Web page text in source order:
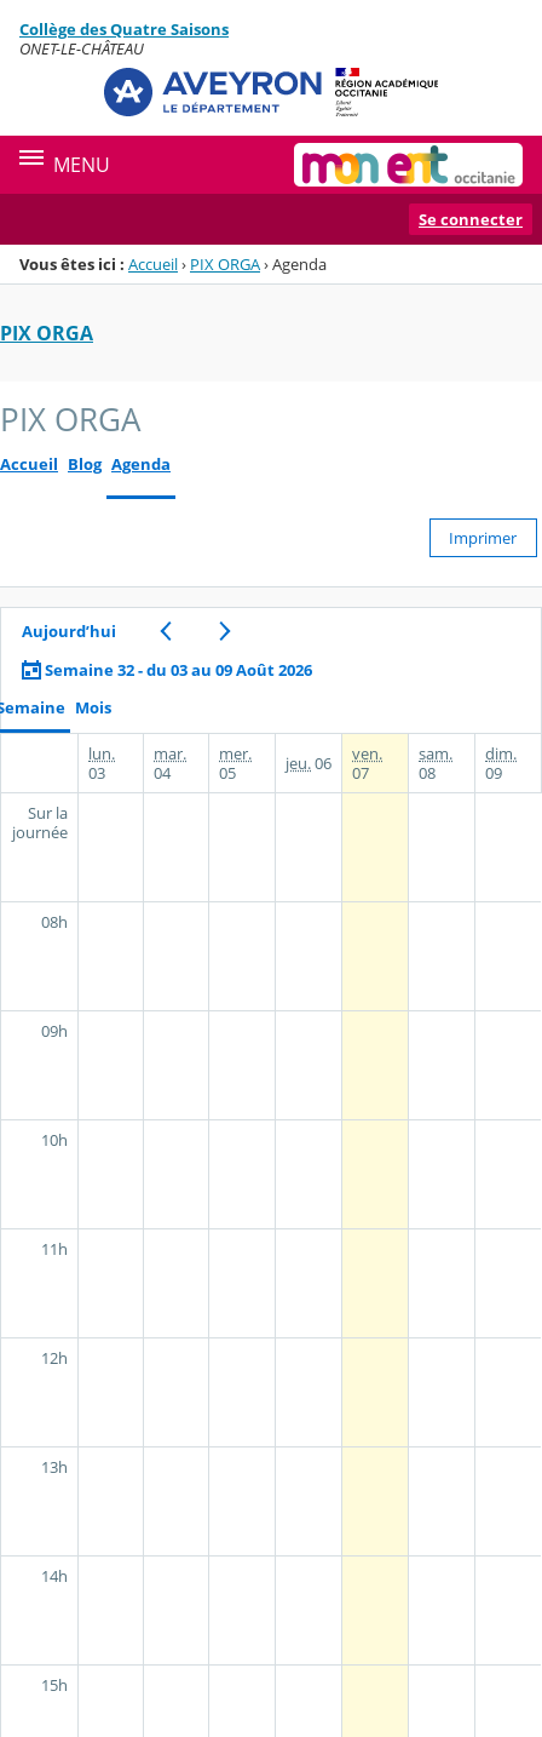
Menu de la rubrique
Contenu
Collège des Quatre Saisons
ONET-LE-CHÂTEAU
MENU
Se connecter
Vous êtes ici : Accueil› PIX ORGA›Agenda
PIX ORGA
PIX ORGA
Accueil Blog Agenda
Imprimer
Aujourd’hui
Semaine 32 - du 03 au 09 Août 2026
Mois
lun.
03
mar.
04
mer.
05
jeu.06
ven.
07
sam.
08
dim.
09
Sur la
journée
08h
09h
10h
11h
12h
13h
14h
15h